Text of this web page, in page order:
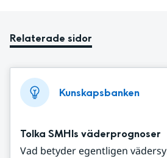
Relaterade sidor
Kunskapsbanken
Tolka SMHIs väderprognoser
Vad betyder egentligen